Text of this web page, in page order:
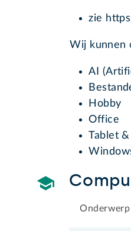
zie
Wij kunnen
AI
Hobby
Office
Tablet
Onderwerp